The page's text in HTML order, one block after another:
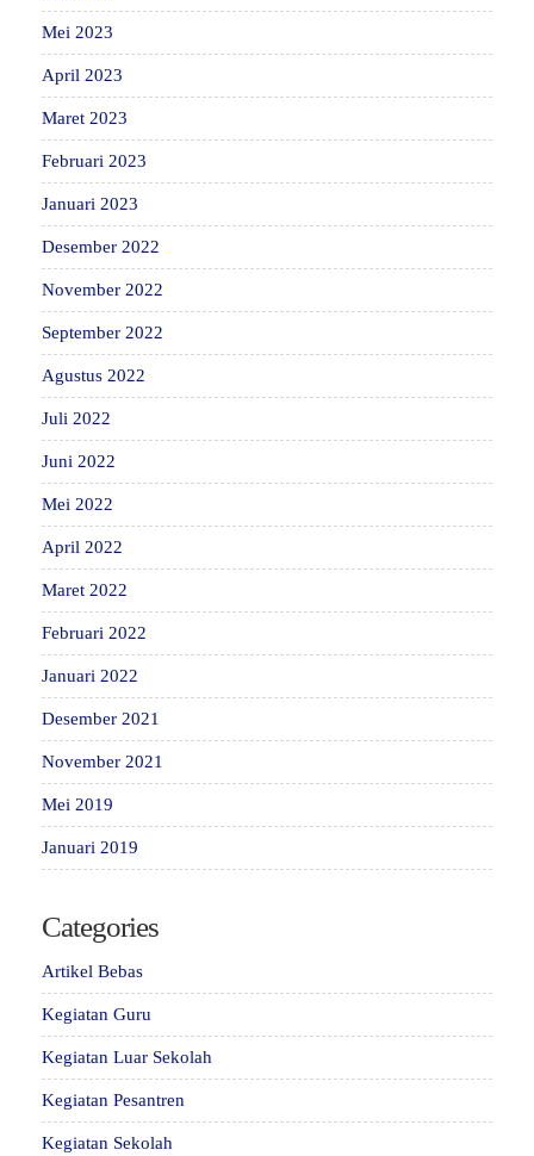
Mei 2023
April 2023
Maret 2023
Februari 2023
Januari 2023
Desember 2022
November 2022
September 2022
Agustus 2022
Juli 2022
Juni 2022
Mei 2022
April 2022
Maret 2022
Februari 2022
Januari 2022
Desember 2021
November 2021
Mei 2019
Januari 2019
Categories
Artikel Bebas
Kegiatan Guru
Kegiatan Luar Sekolah
Kegiatan Pesantren
Kegiatan Sekolah